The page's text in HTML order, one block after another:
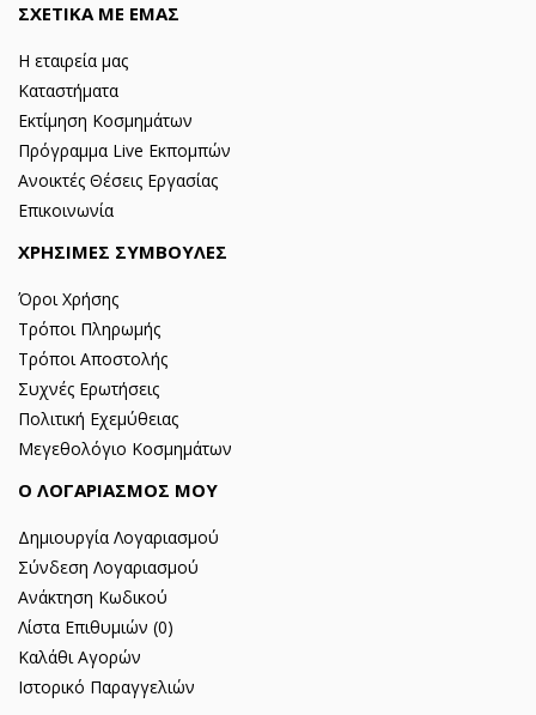
ΣΧΕΤΙΚΑ ΜΕ ΕΜΑΣ
Η εταιρεία μας
Καταστήματα
Εκτίμηση Κοσμημάτων
Πρόγραμμα Live Εκπομπών
Ανοικτές Θέσεις Εργασίας
Επικοινωνία
ΧΡΗΣΙΜΕΣ ΣΥΜΒΟΥΛΕΣ
Όροι Χρήσης
Τρόποι Πληρωμής
Τρόποι Αποστολής
Συχνές Ερωτήσεις
Πολιτική Εχεμύθειας
Μεγεθολόγιο Κοσμημάτων
Ο ΛΟΓΑΡΙΑΣΜΟΣ ΜΟΥ
Δημιουργία Λογαριασμού
Σύνδεση Λογαριασμού
Ανάκτηση Κωδικού
Λίστα Επιθυμιών (0)
Καλάθι Αγορών
Ιστορικό Παραγγελιών